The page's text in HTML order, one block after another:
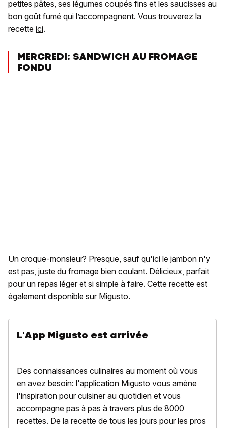
petites pâtes, ses légumes coupés fins et les saucisses au
bon goût fumé qui l’accompagnent. Vous trouverez la
recette ici.
MERCREDI: SANDWICH AU FROMAGE
FONDU
Un croque-monsieur? Presque, sauf qu'ici le jambon n'y
est pas, juste du fromage bien coulant. Délicieux, parfait
pour un repas léger et si simple à faire. Cette recette est
également disponible sur Migusto.
L'App Migusto est arrivée
Des connaissances culinaires au moment où vous
en avez besoin: l'application Migusto vous amène
l'inspiration pour cuisiner au quotidien et vous
accompagne pas à pas à travers plus de 8000
recettes. De la recette de tous les jours pour les pros